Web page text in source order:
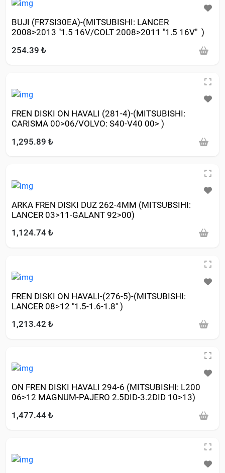
BUJI (FR7SI30EA)-(MITSUBISHI: LANCER
2008>2013 "1.5 16V/COLT 2008>2011 "1.5 16V" )
254.39 ₺
FREN DISKI ON HAVALI (281-4)-(MITSUBISHI:
CARISMA 00>06/VOLVO: S40-V40 00> )
1,295.89 ₺
ARKA FREN DISKI DUZ 262-4MM (MITSUBSIHI:
LANCER 03>11-GALANT 92>00)
1,124.74 ₺
FREN DISKI ON HAVALI-(276-5)-(MITSUBISHI:
LANCER 08>12 "1.5-1.6-1.8" )
1,213.42 ₺
ON FREN DISKI HAVALI 294-6 (MITSUBISHI: L200
06>12 MAGNUM-PAJERO 2.5DID-3.2DID 10>13)
1,477.44 ₺